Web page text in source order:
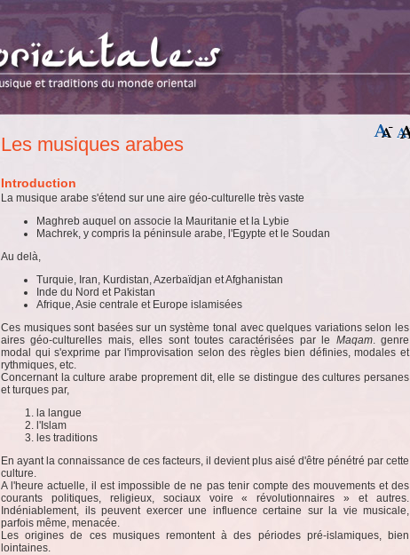
Les musiques arabes
Introduction
La musique arabe s'étend sur une aire géo-culturelle très vaste
Maghreb auquel on associe la Mauritanie et la Lybie
Machrek, y compris la péninsule arabe, l'Egypte et le Soudan
Au delà,
Turquie, Iran, Kurdistan, Azerbaïdjan et Afghanistan
Inde du Nord et Pakistan
Afrique, Asie centrale et Europe islamisées
Ces musiques sont basées sur un système tonal avec quelques variations selon les
aires géo-culturelles mais, elles sont toutes caractérisées par le Maqam. genre
modal qui s'exprime par l'improvisation selon des règles bien définies, modales et
rythmiques, etc.
Concernant la culture arabe proprement dit, elle se distingue des cultures persanes
et turques par,
la langue
l'Islam
les traditions
En ayant la connaissance de ces facteurs, il devient plus aisé d'être pénétré par cette
culture.
A l'heure actuelle, il est impossible de ne pas tenir compte des mouvements et des
courants politiques, religieux, sociaux voire « révolutionnaires » et autres.
Indéniablement, ils peuvent exercer une influence certaine sur la vie musicale,
parfois même, menacée.
Les origines de ces musiques remontent à des périodes pré-islamiques, bien
lointaines.